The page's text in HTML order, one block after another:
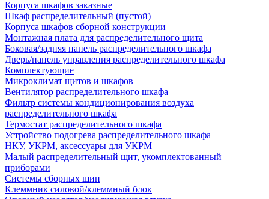
Корпуса шкафов заказные
Шкаф распределительный (пустой)
Корпуса шкафов сборной конструкции
Монтажная плата для распределительного щита
Боковая/задняя панель распределительного шкафа
Дверь/панель управления распределительного шкафа
Комплектующие
Микроклимат щитов и шкафов
Вентилятор распределительного шкафа
Фильтр системы кондиционирования воздуха
распределительного шкафа
Термостат распределительного шкафа
Устройство подогрева распределительного шкафа
НКУ, УКРМ, аксессуары для УКРМ
Малый распределительный щит, укомплектованный
приборами
Системы сборных шин
Клеммник силовой/клеммный блок